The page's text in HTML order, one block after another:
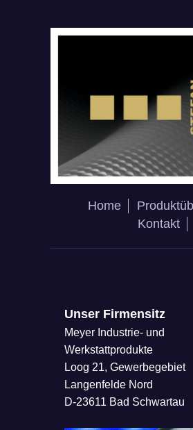
Home
Kontakt
Unser Firmensitz
Meyer Industrie- und
Werkstattprodukte
Loog 21, Gewerbegebiet
Langenfelde Nord
D-23611 Bad Schwartau